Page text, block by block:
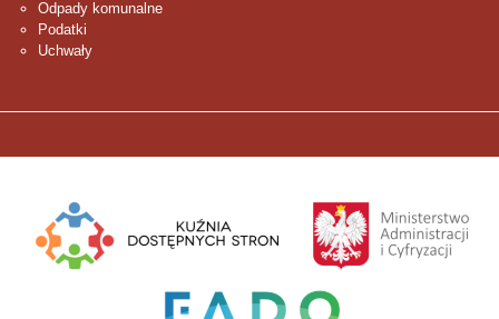
Odpady komunalne
Podatki
Uchwały